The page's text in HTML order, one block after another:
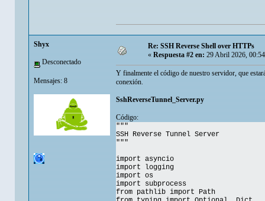
Shyx
Desconectado
Mensajes: 8
Re: SSH Reverse Shell over HTTPs
«Respuesta #2 en:29 Abril 2026,
Y finalmente el código de nuestro servidor, que
conexión.
SshReverseTunnel_Server.py
Código:
"""
SSH Reverse Tunnel Server
"""
import asyncio
import logging
import os
import subprocess
from pathlib import Path